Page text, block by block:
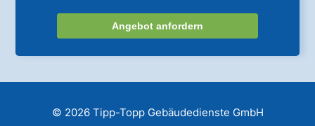
Angebot anfordern
© 2026 Tipp-Topp Gebäudedienste GmbH